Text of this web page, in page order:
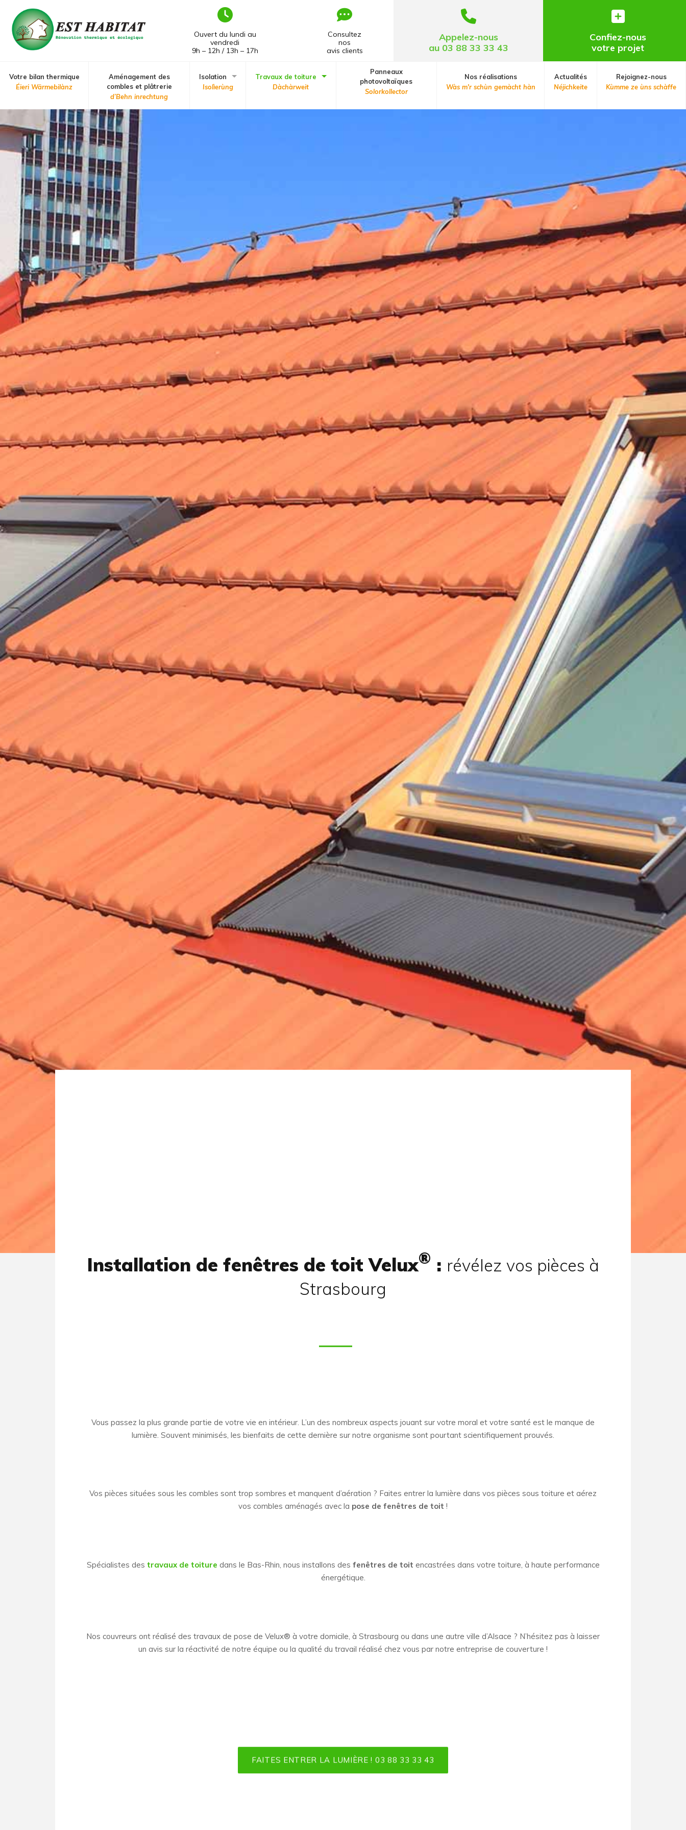
Ouvert du lundi au
vendredi
9h – 12h / 13h – 17h
Consultez
nos
avis clients
Appelez-nous
au 03 88 33 33 43
Confiez-nous
votre projet
Votre bilan thermique
Éieri Wärmebilànz
Aménagement des
combles et plâtrerie
d’Behn inrechtung
Isolation
Isolìerùng
Travaux de toiture
Dàchàrweit
Panneaux
photovoltaïques
Solorkollector
Nos réalisations
Wàs m'r schùn gemàcht hàn
Actualités
Néjichkeite
Rejoignez-nous
Kùmme ze ùns schàffe
Installation de fenêtres de toit Velux® : révélez vos pièces à
Strasbourg
Vous passez la plus grande partie de votre vie en intérieur. L’un des nombreux aspects jouant sur votre moral et votre santé est le manque de
lumière. Souvent minimisés, les bienfaits de cette dernière sur notre organisme sont pourtant scientifiquement prouvés.
Vos pièces situées sous les combles sont trop sombres et manquent d’aération ? Faites entrer la lumière dans vos pièces sous toiture et aérez
vos combles aménagés avec la pose de fenêtres de toit !
Spécialistes des travaux de toiture dans le Bas-Rhin, nous installons des fenêtres de toit encastrées dans votre toiture, à haute performance
énergétique.
Nos couvreurs ont réalisé des travaux de pose de Velux® à votre domicile, à Strasbourg ou dans une autre ville d’Alsace ? N’hésitez pas à laisser
un avis sur la réactivité de notre équipe ou la qualité du travail réalisé chez vous par notre entreprise de couverture !
FAITES ENTRER LA LUMIÈRE ! 03 88 33 33 43